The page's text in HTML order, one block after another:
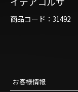
商品コード：
お客様情報